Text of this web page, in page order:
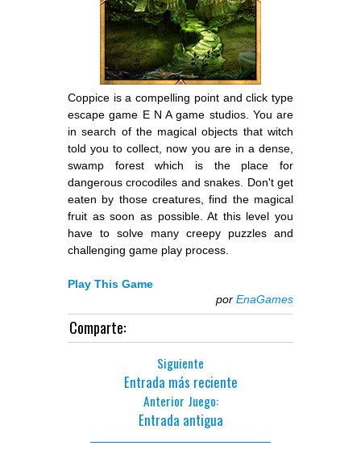
Coppice is a compelling point and click type
escape game E N A game studios. You are
in search of the magical objects that witch
told you to collect, now you are in a dense,
swamp forest which is the place for
dangerous crocodiles and snakes. Don't get
eaten by those creatures, find the magical
fruit as soon as possible. At this level you
have to solve many creepy puzzles and
challenging game play process.
Play This Game
por EnaGames
Comparte:
Siguiente
Entrada más reciente
Anterior Juego:
Entrada antigua